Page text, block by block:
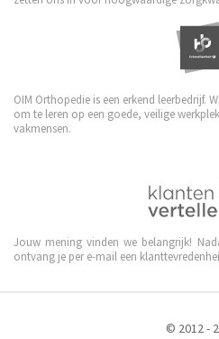
OIM Orthopedie is een erkend leerbedrijf.
om te leren op een goede, veilige
vakmensen.
Jouw mening vinden we belangrijk!
ontvang je per e-mail een
© 2012 -